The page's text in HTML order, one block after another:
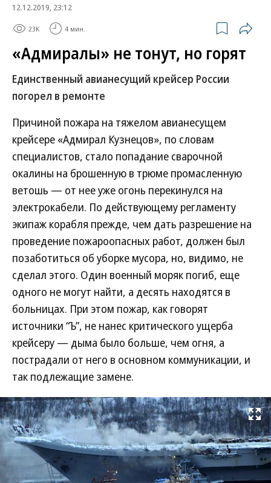
12.12.2019, 23:12
23K 4 мин.
«Адмиралы» не тонут, но горят
Единственный авианесущий крейсер России
погорел в ремонте
Причиной пожара на тяжелом авианесущем
крейсере «Адмирал Кузнецов», по словам
специалистов, стало попадание сварочной
окалины на брошенную в трюме промасленную
ветошь — от нее уже огонь перекинулся на
электрокабели. По действующему регламенту
экипаж корабля прежде, чем дать разрешение на
проведение пожароопасных работ, должен был
позаботиться об уборке мусора, но, видимо, не
сделал этого. Один военный моряк погиб, еще
одного не могут найти, а десять находятся в
больницах. При этом пожар, как говорят
источники “Ъ”, не нанес критического ущерба
крейсеру — дыма было больше, чем огня, а
пострадали от него в основном коммуникации, и
так подлежащие замене.
Развернуть